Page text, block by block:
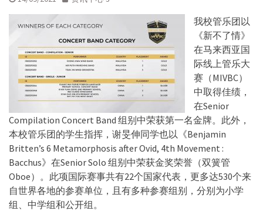
我校管乐团以
《新不了情》
在马来西亚国
际线上管乐大
赛（MIVBC）
中取得佳绩，
在Senior
Compilation Concert Band 组别中荣获第一名金牌。此外，
本校管乐团的学生指挥，谢旻伸同学也以《Benjamin
Britten’s 6 Metamorphosis after Ovid, 4th Movement :
Bacchus》在Senior Solo 组别中荣获金奖荣誉（双簧管
Oboe）。此项国际赛事共有22个国家代表，更多达530个来
自世界各地的参赛单位，且有多种参赛组别，分别为小学
组、中学组和公开组。